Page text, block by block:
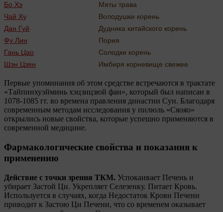
Бо Хэ
Мяты трава
Чай Ху
Володушки корень
Дан Гуй
Дудника китайского корень
Фу Лин
Пория
Гань Цао
Солодки корень
Шэн Цзян
Имбиря корневище свежее
Первые упоминания об этом средстве встречаются в трактате
«Тайпинхуэйминь хэцзицзюй фан», который был написан в
1078-1085 гг. во времена правления династии Сун. Благодаря
современным методам исследования у пилюль «Сяояо»
открылись новые свойства, которые успешно применяются в
современной медицине.
Фармакологические свойства и показания к
применению
Действие с точки зрения ТКМ. Успокаивает Печень и
убирает Застой Ци. Укрепляет Селезенку. Питает Кровь.
Используется в случаях, когда Недостаток Крови Печени
приводит к Застою Ци Печени, что со временем оказывает